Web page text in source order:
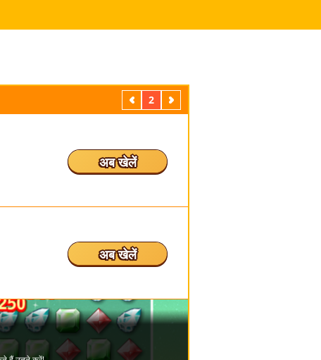
पिछला 2 अगला
अब खेलें
अब खेलें